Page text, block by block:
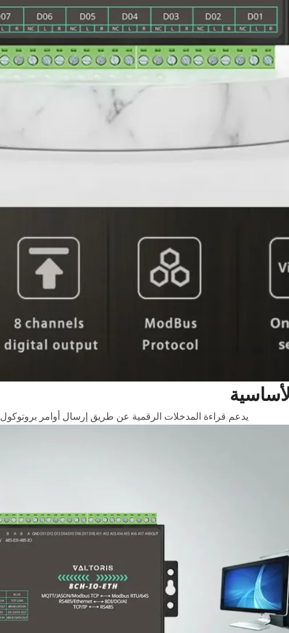
يدعم قراءة المدخلات الرقمية عن طريق إرسال أوامر بروتوكول Modbus TCP/RTU عبر Ethernet/RS485 للتحكم في المخرجات الرقمية